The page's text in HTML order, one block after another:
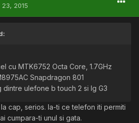
2015
cu MTK6752 Octa Core, 1.7GHz
Snapdragon 801
dintre ulefone b touch 2 si lg G3
cap, serios. Ia-ti ce telefon iti permiti
cumpara-ti unul si gata.